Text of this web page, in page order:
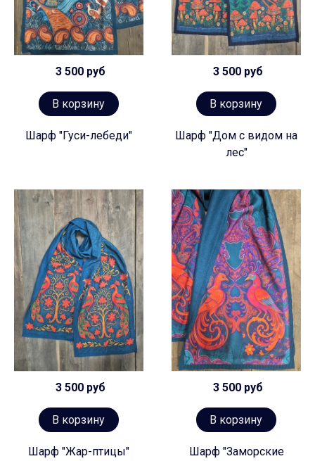
3 500 руб
В корзину
Шарф "Гуси-лебеди"
3 500 руб
В корзину
Шарф "Дом с видом на
лес"
3 500 руб
В корзину
Шарф "Жар-птицы"
3 500 руб
В корзину
Шарф "Заморские